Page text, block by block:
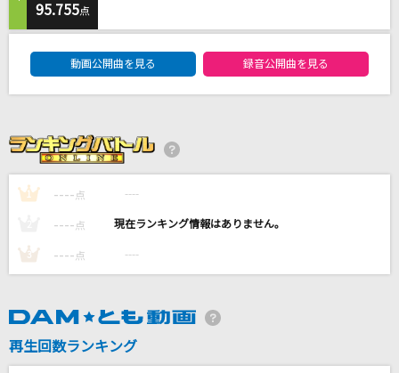
ルヴァ(関俊彦)
[生音]真夏の果実
サザンオールスターズ
AI
カラオケ最新情報をチェック！
DAMに会員登録・ログインして
95.755点
動画公開曲を見る 録音公開曲を見る
1 ---- 点 ----
---- 点 ----
3 ---- 点 ----
再生回数ランキング